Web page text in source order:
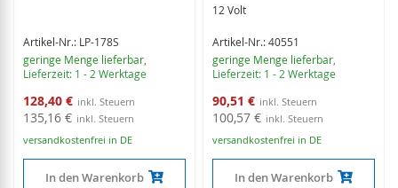
Artikel-Nr.: LP-178S
geringe Menge lieferbar,
Lieferzeit: 1 - 2 Werktage
Sonderangebot
128,40 €
135,16 €
versandkostenfrei in DE
In den Warenkorb
12 Volt
Artikel-Nr.: 40551
geringe Menge lieferbar,
Lieferzeit: 1 - 2 Werktage
Sonderangebot
90,51 €
100,57 €
versandkostenfrei in DE
In den Warenkorb